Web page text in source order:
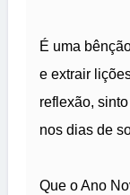
É uma
e extrair
reflexão,
nos dias de
Que o Ano